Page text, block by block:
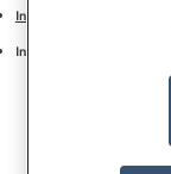
Industrietore
Industrie Sektionaltore